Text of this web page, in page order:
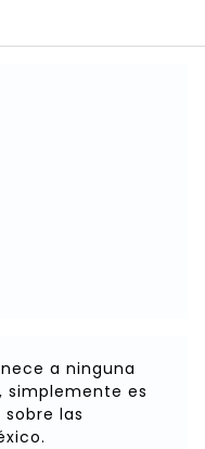
a ninguna
simplemente es
las